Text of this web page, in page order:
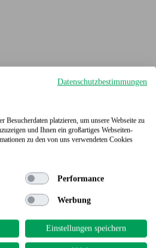
Datenschutzbestimmungen
Besucherdaten platzieren, um unsere Webseite zu
und Ihnen ein großartiges Webseiten-
zu den von uns verwendeten Cookies
Performance
Werbung
Einstellungen speichern